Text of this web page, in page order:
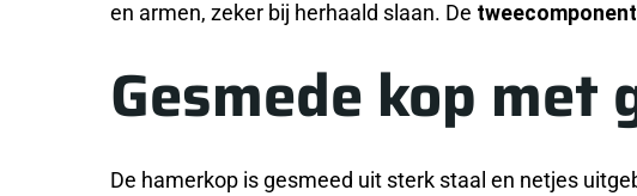
en armen, zeker bij herhaald slaan. De
Gesmede kop met
De hamerkop is gesmeed uit sterk staal en netjes